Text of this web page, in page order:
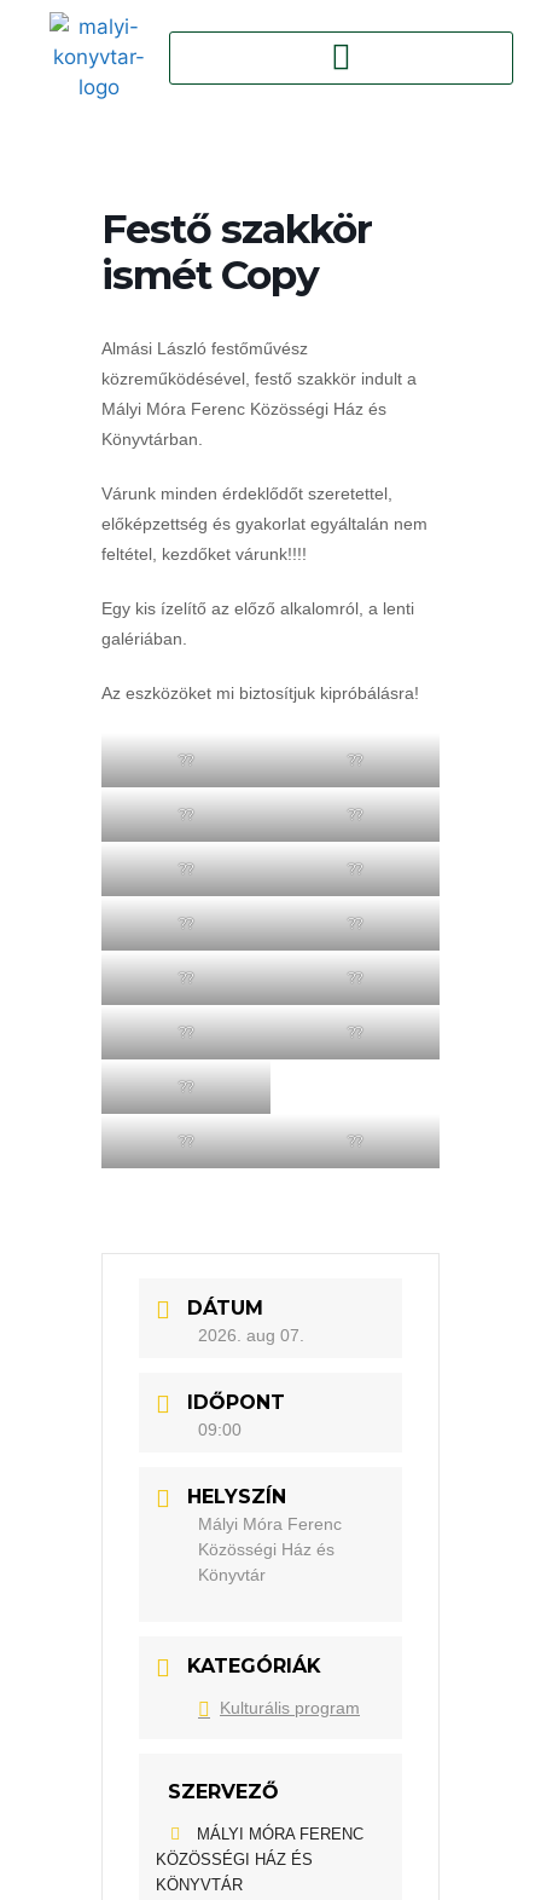
Festő szakkör
ismét Copy
Almási László festőművész
közreműködésével, festő szakkör indult a
Mályi Móra Ferenc Közösségi Ház és
Könyvtárban.
Várunk minden érdeklődőt szeretettel,
előképzettség és gyakorlat egyáltalán nem
feltétel, kezdőket várunk!!!!
Egy kis ízelítő az előző alkalomról, a lenti
galériában.
Az eszközöket mi biztosítjuk kipróbálásra!
?? ??
?? ??
?? ??
?? ??
?? ??
?? ??
??
?? ??
DÁTUM
2026. aug 07.
IDŐPONT
09:00
HELYSZÍN
Mályi Móra Ferenc
Közösségi Ház és
Könyvtár
KATEGÓRIÁK
Kulturális program
SZERVEZŐ
MÁLYI MÓRA FERENC
KÖZÖSSÉGI HÁZ ÉS
KÖNYVTÁR